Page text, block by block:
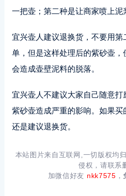
一把壶；第二种是让商家喷上泥
宜兴壶人建议退换货，不要用
单，但是这样处理后的紫砂壶
会造成壶壁泥料的脱落。
宜兴壶人不建议大家自己随意
紫砂壶造成严重的影响。如果买
还是建议退换货。
本站图片来自互联网,一切版权均
侵权，请联系
加微信好友 nkk7575 ，